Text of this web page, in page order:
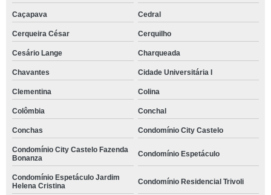
Caçapava Cedral
Cerqueira César Cerquilho
Cesário Lange Charqueada
Chavantes Cidade Universitária I
Clementina Colina
Colômbia Conchal
Conchas Condomínio City Castelo
Condomínio City Castelo Fazenda
Bonanza
Condomínio Espetáculo
Condomínio Espetáculo Jardim
Helena Cristina
Condomínio Residencial Trivoli